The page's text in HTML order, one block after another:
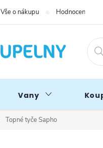
Vše o nákupu Hodnocení
Vany
Topné tyče Sapho